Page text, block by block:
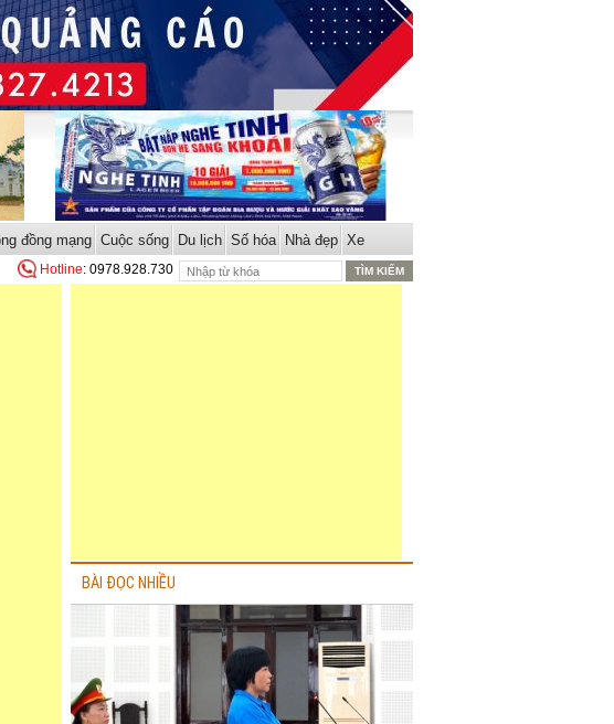
đồng mạng Cuộc sống Du lịch Số hóa Nhà đẹp Xe
Hotline: 0978.928.730
BÀI ĐỌC NHIỀU